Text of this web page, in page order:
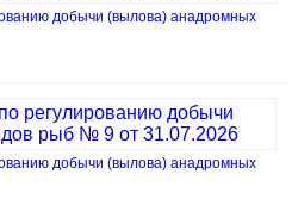
добычи (вылова) анадромных
добычи (вылова) анадромных